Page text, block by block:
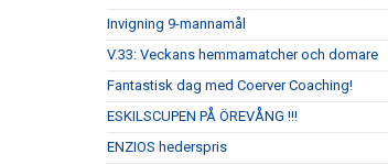
Invigning 9-mannamål
V.33: Veckans hemmamatcher och domare
Fantastisk dag med Coerver Coaching!
ESKILSCUPEN PÅ ÖREVÅNG !!!
ENZIOS hederspris